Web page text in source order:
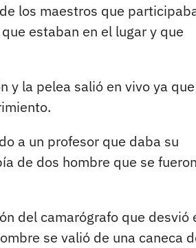
los maestros que
estaban en el lugar y que
y la pelea salió en vivo ya
a un profesor que daba su
de dos hombre que se
del camarógrafo que desvió
se valió de una caneca